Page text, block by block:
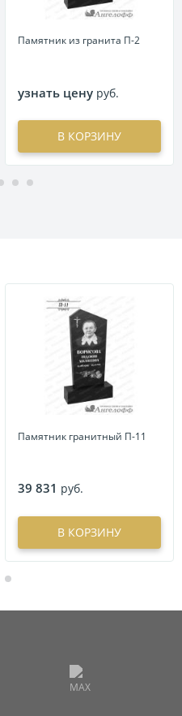
Памятник из гранита П-2
узнать цену руб.
В КОРЗИНУ
Памятник гранитный П-11
39 831 руб.
В КОРЗИНУ